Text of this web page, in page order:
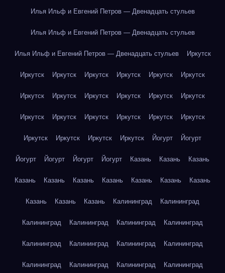
Илья Ильф и Евгений Петров — Двенадцать стульев
Илья Ильф и Евгений Петров — Двенадцать стульев
Илья Ильф и Евгений Петров — Двенадцать стульев Иркутск
Иркутск Иркутск Иркутск Иркутск Иркутск Иркутск
Иркутск Иркутск Иркутск Иркутск Иркутск Иркутск
Иркутск Иркутск Иркутск Иркутск Иркутск Иркутск
Иркутск Иркутск Иркутск Иркутск Йогурт Йогурт
Йогурт Йогурт Йогурт Йогурт Казань Казань Казань
Казань Казань Казань Казань Казань Казань Казань
Казань Казань Казань Калининград Калининград
Калининград Калининград Калининград Калининград
Калининград Калининград Калининград Калининград
Калининград Калининград Калининград Калининград